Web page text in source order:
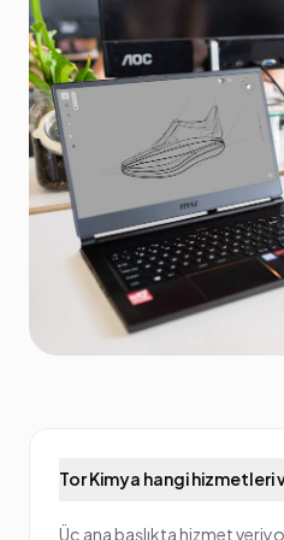
Sorular
Tor Kimya hangi hizmetleri
Üç ana başlıkta hizmet